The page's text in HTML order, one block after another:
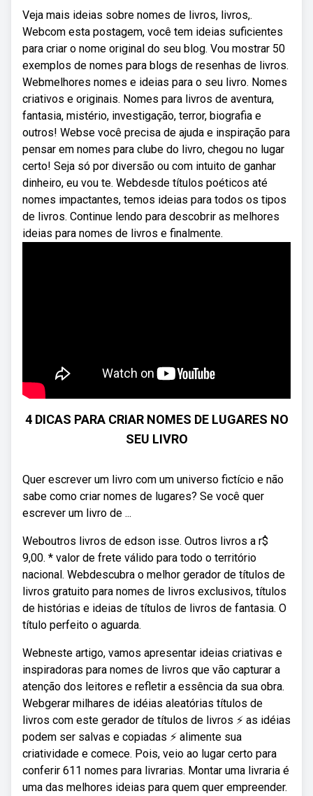
Veja mais ideias sobre nomes de livros, livros,.
Webcom esta postagem, você tem ideias suficientes
para criar o nome original do seu blog. Vou mostrar 50
exemplos de nomes para blogs de resenhas de livros.
Webmelhores nomes e ideias para o seu livro. Nomes
criativos e originais. Nomes para livros de aventura,
fantasia, mistério, investigação, terror, biografia e
outros! Webse você precisa de ajuda e inspiração para
pensar em nomes para clube do livro, chegou no lugar
certo! Seja só por diversão ou com intuito de ganhar
dinheiro, eu vou te. Webdesde títulos poéticos até
nomes impactantes, temos ideias para todos os tipos
de livros. Continue lendo para descobrir as melhores
ideias para nomes de livros e finalmente.
4 DICAS PARA CRIAR NOMES DE LUGARES NO
SEU LIVRO
Quer escrever um livro com um universo fictício e não
sabe como criar nomes de lugares? Se você quer
escrever um livro de ...
Weboutros livros de edson isse. Outros livros a r$
9,00. * valor de frete válido para todo o território
nacional. Webdescubra o melhor gerador de títulos de
livros gratuito para nomes de livros exclusivos, títulos
de histórias e ideias de títulos de livros de fantasia. O
título perfeito o aguarda.
Webneste artigo, vamos apresentar ideias criativas e
inspiradoras para nomes de livros que vão capturar a
atenção dos leitores e refletir a essência da sua obra.
Webgerar milhares de idéias aleatórias títulos de
livros com este gerador de títulos de livros ⚡️ as idéias
podem ser salvas e copiadas ⚡️ alimente sua
criatividade e comece. Pois, veio ao lugar certo para
conferir 611 nomes para livrarias. Montar uma livraria é
uma das melhores ideias para quem quer empreender.